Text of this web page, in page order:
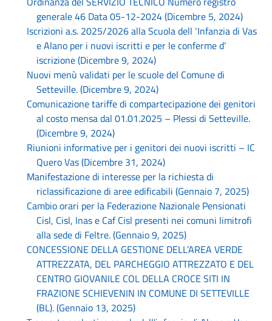
generale 46 Data 05-12-2024 (Dicembre 5, 2024)
Iscrizioni a.s. 2025/2026 alla Scuola dell ‘Infanzia di Vas
e Alano per i nuovi iscritti e per le conferme d’
iscrizione (Dicembre 9, 2024)
Nuovi menù validati per le scuole del Comune di
Setteville. (Dicembre 9, 2024)
Comunicazione tariffe di compartecipazione dei genitori
al costo mensa dal 01.01.2025 – Plessi di Setteville.
(Dicembre 9, 2024)
Riunioni informative per i genitori dei nuovi iscritti – IC
Quero Vas (Dicembre 31, 2024)
Manifestazione di interesse per la richiesta di
riclassificazione di aree edificabili (Gennaio 7, 2025)
Cambio orari per la Federazione Nazionale Pensionati
Cisl, Cisl, Inas e Caf Cisl presenti nei comuni limitrofi
alla sede di Feltre. (Gennaio 9, 2025)
CONCESSIONE DELLA GESTIONE DELL’AREA VERDE
ATTREZZATA, DEL PARCHEGGIO ATTREZZATO E DEL
CENTRO GIOVANILE COL DELLA CROCE SITI IN
FRAZIONE SCHIEVENIN IN COMUNE DI SETTEVILLE
(BL). (Gennaio 13, 2025)